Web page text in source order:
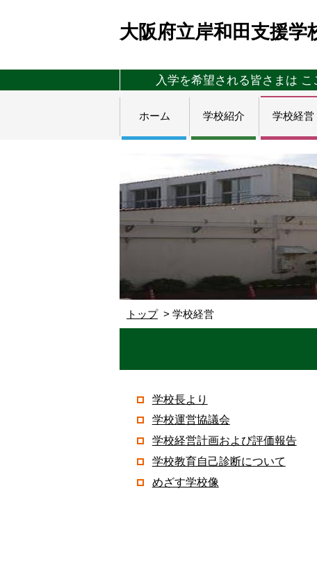
大阪府立岸和田支援学
入学を希望される皆さまは
ホーム 学校紹介 学校経営
トップ 学校経営
学校長より
学校運営協議会
学校経営計画および評価報告
学校教育自己診断について
めざす学校像